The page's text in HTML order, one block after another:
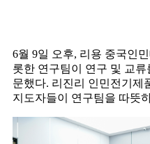
6월 9일 오후, 리용 중국인
롯한 연구팀이 연구 및 교
문했다. 리진리 인민전기제
지도자들이 연구팀을 따뜻